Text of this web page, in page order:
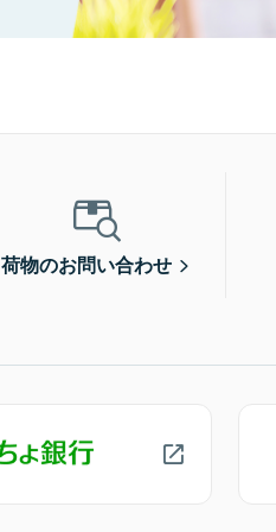
荷物のお問い合わせ